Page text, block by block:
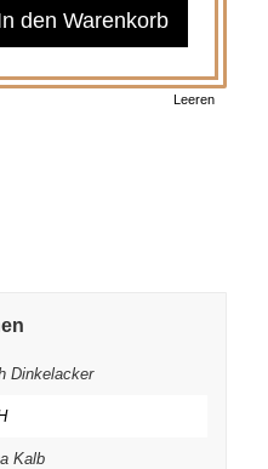
Leeren
den Warenkorb
Dinkelacker
Kalb